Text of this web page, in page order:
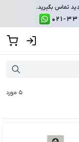
تماس بگیرید.
021-
5 مورد